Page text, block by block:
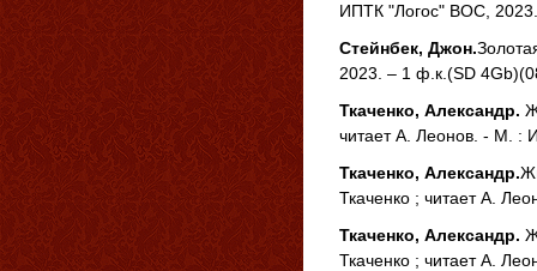
ИПТК "Логос" ВОС,
Стейнбек, Джон.
2023. – 1 ф.к.(SD
Ткаченко, Александр.
читает А. Леонов. - М. :
Ткаченко, Александр.
Ткаченко ; читает А.
Ткаченко, Александр.
Ткаченко ; читает А.